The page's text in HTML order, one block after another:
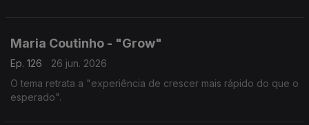
Maria Coutinho - "Grow"
Ep. 126
26 jun. 2026
O tema retrata a "experiência de crescer mais rápido do que o
esperado".